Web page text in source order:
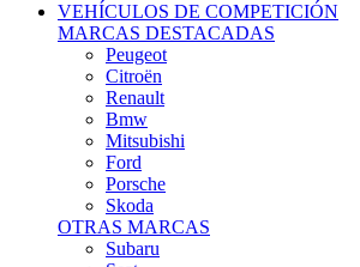
VEHÍCULOS DE COMPETICIÓN
MARCAS DESTACADAS
Peugeot
Citroën
Renault
Bmw
Mitsubishi
Ford
Porsche
Skoda
OTRAS MARCAS
Subaru